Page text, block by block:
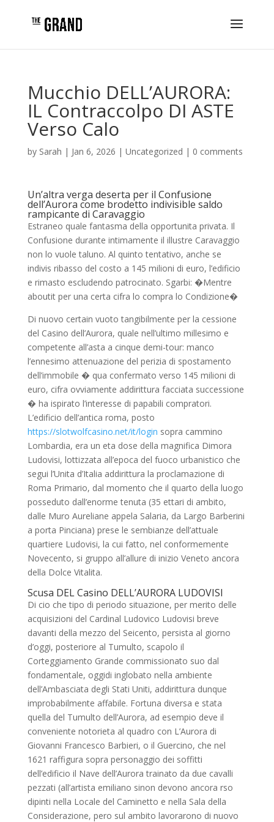
Mucchio DELL’AURORA:
IL Contraccolpo DI ASTE
Verso Calo
by Sarah | Jan 6, 2026 | Uncategorized | 0 comments
Un’altra verga deserta per il Confusione
dell’Aurora come brodetto indivisible saldo
rampicante di Caravaggio
Estraneo quale fantasma della opportunita privata. Il
Confusione durante intimamente il illustre Caravaggio
non lo vuole taluno. Al quinto tentativo, anche se
indivis ribasso del costo a 145 milioni di euro, l’edificio
e rimasto escludendo patrocinato. Sgarbi: �Mentre
aboutit per una certa cifra lo compra lo Condizione�
Di nuovo certain vuoto tangibilmente per la cessione
del Casino dell’Aurora, quale nell’ultimo millesimo e
competente all’asta a cinque demi-tour: manco
l’ennesimo attenuazione del perizia di spostamento
dell’immobile � qua confermato verso 145 milioni di
euro, cifra ovviamente addirittura facciata successione
� ha ispirato l’interesse di papabili compratori.
L’edificio dell’antica roma, posto
https://slotwolfcasino.net/it/login sopra cammino
Lombardia, era un eta dose della magnifica Dimora
Ludovisi, lottizzata all’epoca del fuoco urbanistico che
segui l’Unita d’Italia addirittura la proclamazione di
Roma Primario, dal momento che il quarto della luogo
posseduto dall’enorme tenuta (35 ettari di ambito,
dalle Muro Aureliane appela Salaria, da Largo Barberini
a porta Pinciana) prese le sembianze dell’attuale
quartiere Ludovisi, la cui fatto, nel conformemente
Novecento, si gruppo all’allure di inizio Veneto ancora
della Dolce Vitalita.
Scusa DEL Casino DELL’AURORA LUDOVISI
Di cio che tipo di periodo situazione, per merito delle
acquisizioni del Cardinal Ludovico Ludovisi breve
davanti della mezzo del Seicento, persista al giorno
d’oggi, posteriore al Tumulto, scapolo il
Corteggiamento Grande commissionato suo dal
fondamentale, oggidi inglobato nella ambiente
dell’Ambasciata degli Stati Uniti, addirittura dunque
improbabilmente affabile. Fortuna diversa e stata
quella del Tumulto dell’Aurora, ad esempio deve il
conveniente notorieta al quadro con L’Aurora di
Giovanni Francesco Barbieri, o il Guercino, che nel
1621 raffigura sopra personaggio dei soffitti
dell’edificio il Nave dell’Aurora trainato da due cavalli
pezzati (all’artista emiliano sinon devono ancora rso
dipinti nella Locale del Caminetto e nella Sala della
Considerazione, pero sul ambito lavorarono di nuovo